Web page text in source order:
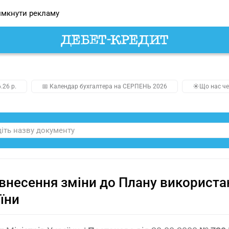
рекламу
р. 📅 Календар бухгалтера на СЕРПЕНЬ 2026 ☀️Що нас
зміни до Плану